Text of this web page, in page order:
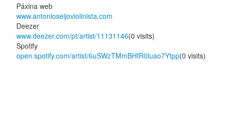
Páxina web
www.antonioseijoviolinista.com
Deezer
www.deezer.com/pt/artist/11131146(0 visits)
Spotify
open.spotify.com/artist/6uSWzTMmBHfR0luao7Ytpp(0 visits)